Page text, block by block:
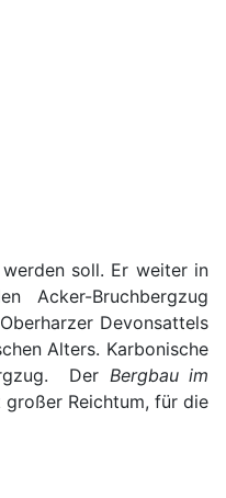
soll. Er weiter in
Acker-Bruchbergzug
Devonsattels
Alters. Karbonische
Der Bergbau im
Reichtum, für die